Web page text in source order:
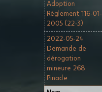
Adoption
Règlement 116-01-
2005 (22-3)
2022-05-24
Demande de
dérogation
mineure 268
Pinacle